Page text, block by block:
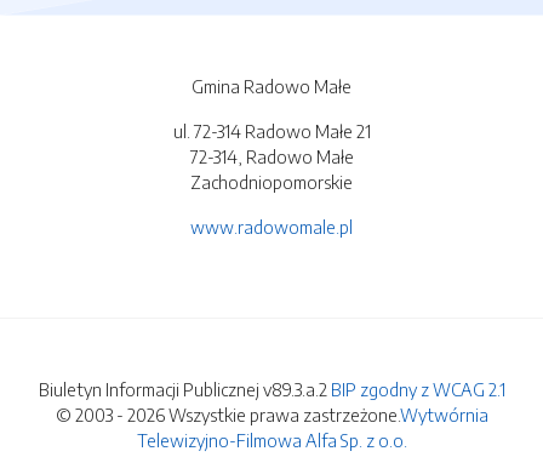
Gmina Radowo Małe
ul. 72-314 Radowo Małe 21
72-314, Radowo Małe
Zachodniopomorskie
www.radowomale.pl
Biuletyn Informacji Publicznej v89.3.a.2 BIP zgodny z WCAG 2.1
© 2003 - 2026 Wszystkie prawa zastrzeżone.Wytwórnia
Telewizyjno-Filmowa Alfa Sp. z o.o.